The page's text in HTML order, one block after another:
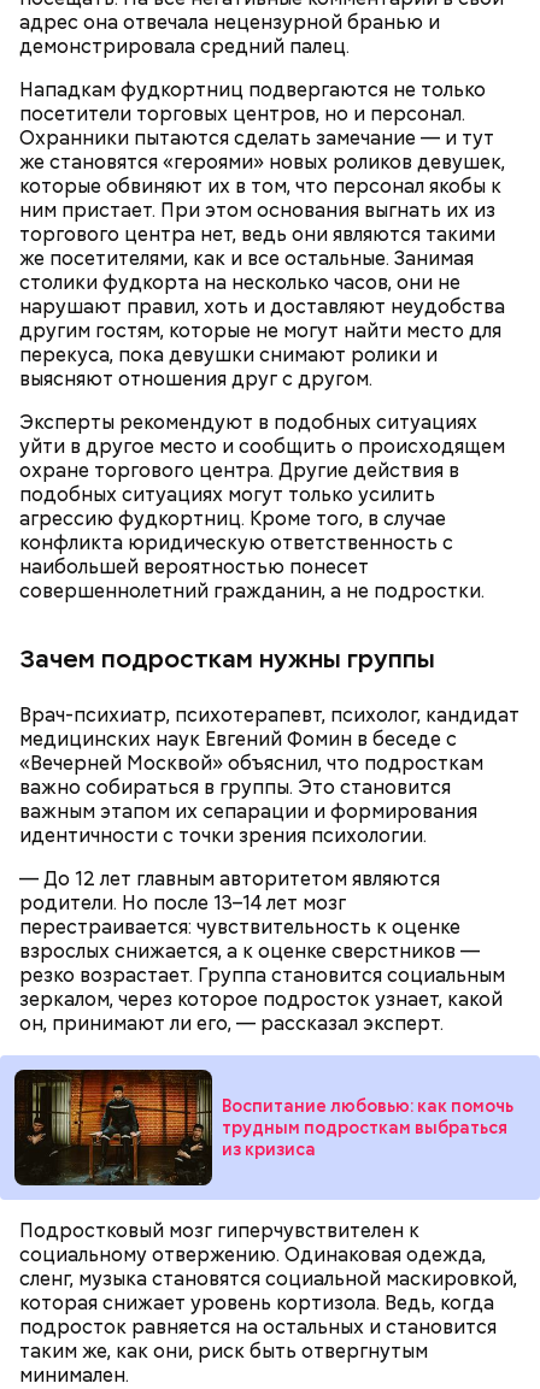
адрес она отвечала нецензурной бранью и
демонстрировала средний палец.
Нападкам фудкортниц подвергаются не только
посетители торговых центров, но и персонал.
Охранники пытаются сделать замечание — и тут
же становятся «героями» новых роликов девушек,
которые обвиняют их в том, что персонал якобы к
ним пристает. При этом основания выгнать их из
торгового центра нет, ведь они являются такими
же посетителями, как и все остальные. Занимая
столики фудкорта на несколько часов, они не
нарушают правил, хоть и доставляют неудобства
другим гостям, которые не могут найти место для
перекуса, пока девушки снимают ролики и
выясняют отношения друг с другом.
Эксперты рекомендуют в подобных ситуациях
уйти в другое место и сообщить о происходящем
охране торгового центра. Другие действия в
подобных ситуациях могут только усилить
агрессию фудкортниц. Кроме того, в случае
конфликта юридическую ответственность с
наибольшей вероятностью понесет
совершеннолетний гражданин, а не подростки.
Зачем подросткам нужны группы
Врач-психиатр, психотерапевт, психолог, кандидат
медицинских наук Евгений Фомин в беседе с
«Вечерней Москвой» объяснил, что подросткам
важно собираться в группы. Это становится
важным этапом их сепарации и формирования
идентичности с точки зрения психологии.
— До 12 лет главным авторитетом являются
родители. Но после 13–14 лет мозг
перестраивается: чувствительность к оценке
взрослых снижается, а к оценке сверстников —
резко возрастает. Группа становится социальным
зеркалом, через которое подросток узнает, какой
он, принимают ли его, — рассказал эксперт.
Воспитание любовью: как помочь
трудным подросткам выбраться
из кризиса
Подростковый мозг гиперчувствителен к
социальному отвержению. Одинаковая одежда,
сленг, музыка становятся социальной маскировкой,
которая снижает уровень кортизола. Ведь, когда
подросток равняется на остальных и становится
таким же, как они, риск быть отвергнутым
минимален.